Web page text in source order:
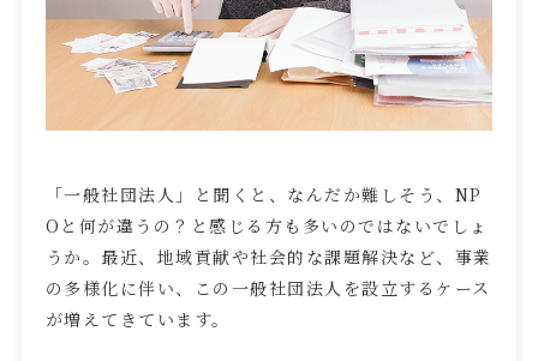
「一般社団法人」と聞くと、なんだか難しそう、 NP
O と何が違うの？と感じる方も多いのではないでしょ
うか。最近、地域貢献や社会的な課題解決など、事業
の多様化に伴い、この一般社団法人を設立するケース
が増えてきています。